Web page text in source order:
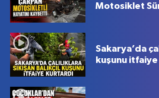
Motosiklet
Sakarya’da
kuşunu